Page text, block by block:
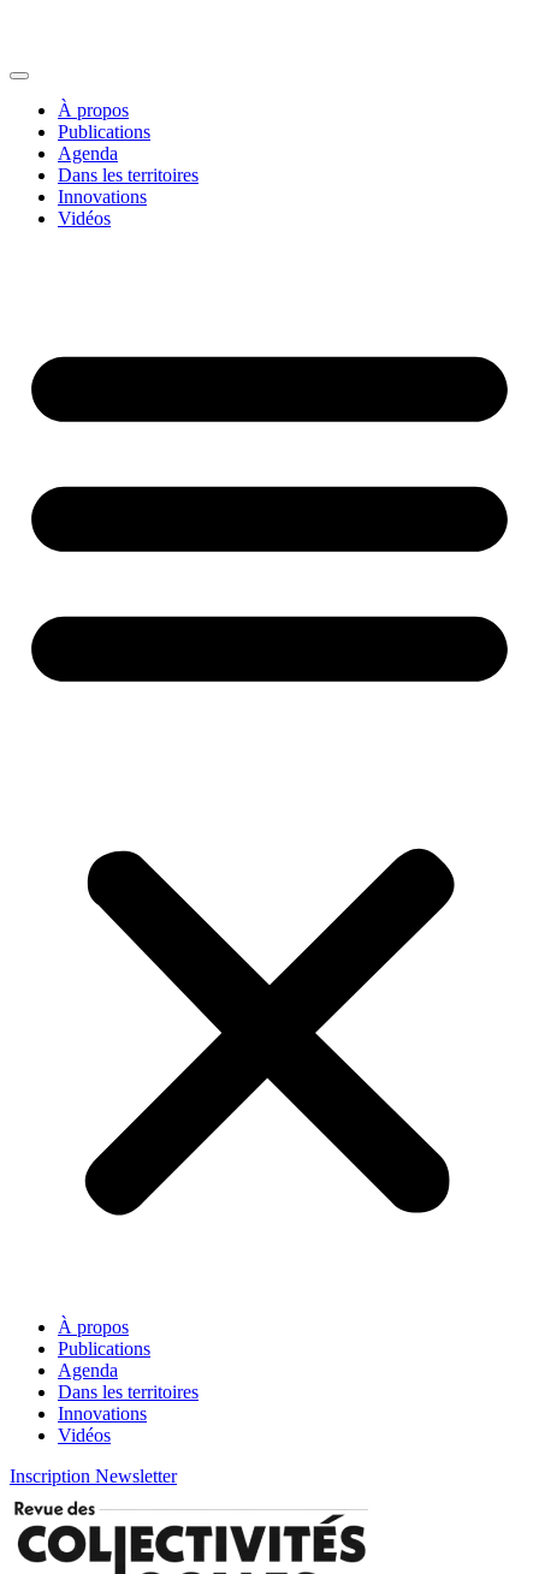
À propos
Publications
Agenda
Dans les territoires
Innovations
Vidéos
À propos
Publications
Agenda
Dans les territoires
Innovations
Vidéos
Inscription Newsletter